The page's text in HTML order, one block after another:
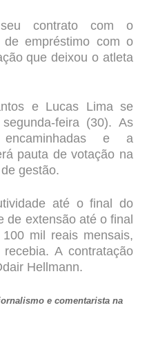
contrato com o
empréstimo com o
que deixou o atleta
e Lucas Lima se
feira (30). As
e a
pauta de votação na
gestão.
até o final do
de extensão até o final
mil reais mensais,
A contratação
Hellmann.
e comentarista na